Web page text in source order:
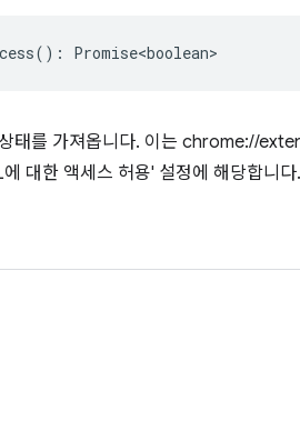
() : Promise<boolean>
태를 가져옵니다. 이는 chrome://
대한 액세스 허용' 설정에 해당합니다.